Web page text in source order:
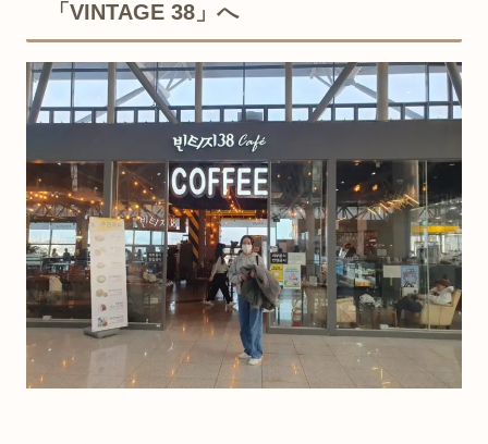
「VINTAGE 38」へ